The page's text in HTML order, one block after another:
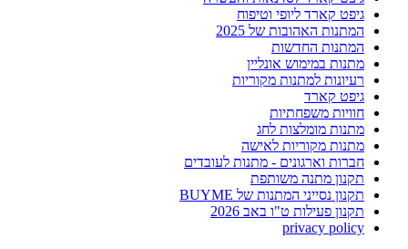
גיפט קארד ליופי וטיפוח
המתנות האהובות של 2025
המתנות החדשות
מתנות במימוש אונליין
רעיונות למתנות מקוריות
גיפט קארד
חוויות משפחתיות
מתנות מומלצות לחג
מתנות מקוריות לאישה
חברות וארגונים - מתנות לעובדים
תקנון מתנה משותפת
תקנון נסייני המתנות של BUYME
תקנון פעילות ט"ו באב 2026
privacy policy